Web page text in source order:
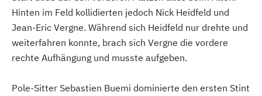
Hinten im Feld kollidierten jedoch Nick Heidfeld und
Jean-Eric Vergne. Während sich Heidfeld nur drehte und
weiterfahren konnte, brach sich Vergne die vordere
rechte Aufhängung und musste aufgeben.
Pole-Sitter Sebastien Buemi dominierte den ersten Stint